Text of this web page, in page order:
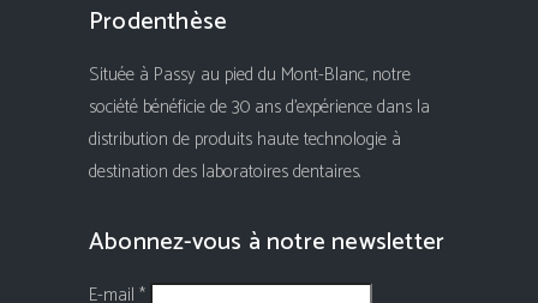
Prodenthèse
Située à Passy au pied du Mont-Blanc, notre
société bénéficie de 30 ans d'expérience dans la
distribution de produits haute technologie à
destination des laboratoires dentaires.
Abonnez-vous à notre newsletter
E-mail *